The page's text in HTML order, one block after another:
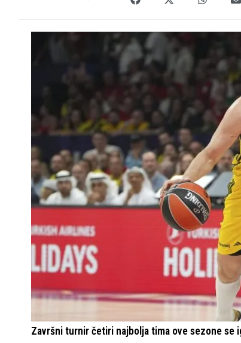
Završni turnir četiri najbolja tima ove sezone se